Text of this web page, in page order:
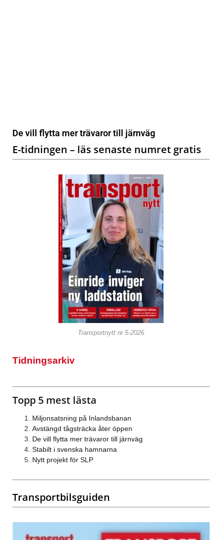
De vill flytta mer trävaror till järnväg
E-tidningen – läs senaste numret gratis
Transportnytt nr 5-2026
Tidningsarkiv
Topp 5 mest lästa
Miljonsatsning på Inlandsbanan
Avstängd tågsträcka åter öppen
De vill flytta mer trävaror till järnväg
Stabilt i svenska hamnarna
Nytt projekt för SLP
Transportbilsguiden